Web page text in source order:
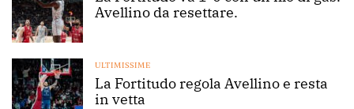
Avellino da resettare.
ULTIMISSIME
La Fortitudo regola Avellino e resta
in vetta